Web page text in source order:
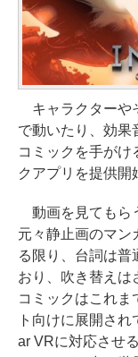
キャラクターや
で動いたり、効果
コミックを手がけ
クアプリを提供開
動画を見てもら
元々静止画のマン
る限り、台詞は普
おり、吹き替えは
コミックはこれま
ト向けに展開さ
ar VRに対応させ